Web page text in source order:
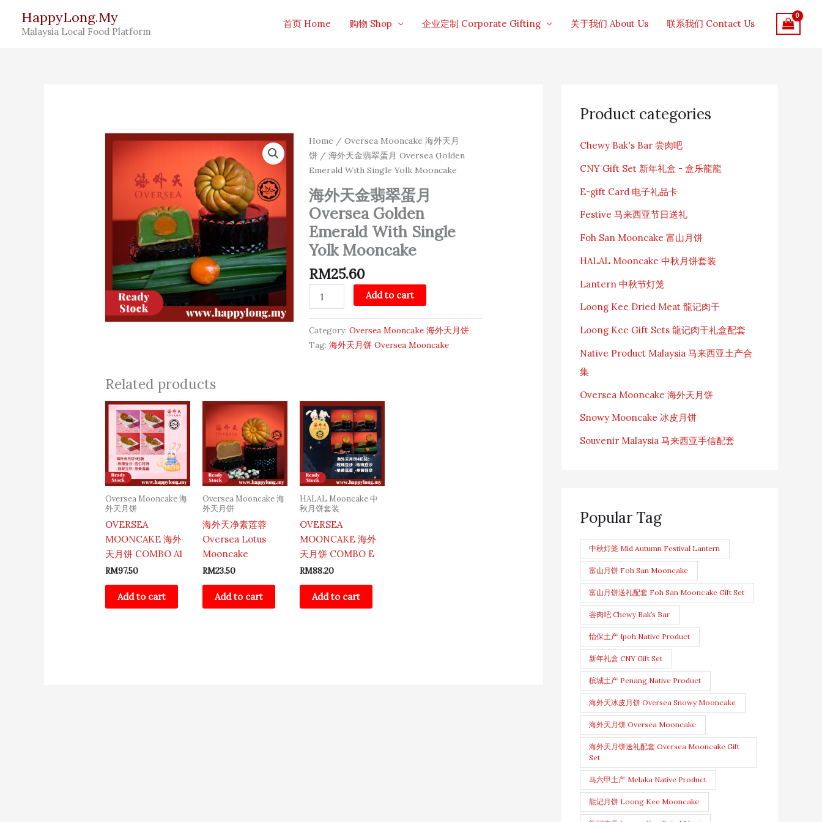
content
HappyLong.My
Malaysia Local Food Platform
首页 Home 购物 Shop 企业定制 Corporate Gifting 关于我们 About Us 联系我们 Contact Us
Home / Oversea Mooncake 海外天月
饼/ 海外天金翡翠蛋月 Oversea Golden
Emerald With Single Yolk Mooncake
海外天金翡翠蛋月
Oversea Golden
Emerald With Single
Yolk Mooncake
RM25.60
海
外
天
金
翡
翠
蛋
月
Oversea
Golden
With
Single
Yolk
Mooncake
quantity
Add to cart
Category: Oversea Mooncake 海外天月饼
Tag: 海外天月饼 Oversea Mooncake
Related products
Oversea Mooncake 海
外天月饼
OVERSEA
MOONCAKE 海外
天月饼 COMBO A1
RM97.50
Add to cart
Oversea Mooncake 海
外天月饼
海外天净素莲蓉
Oversea Lotus
Mooncake
RM23.50
Add to cart
HALAL Mooncake 中
秋月饼套装
OVERSEA
MOONCAKE 海外
天月饼 COMBO E
RM88.20
Add to cart
Product categories
Chewy Bak's Bar 尝肉吧
CNY Gift Set 新年礼盒 - 盒乐龍龍
E-gift Card 电子礼品卡
Festive 马来西亚节日送礼
Foh San Mooncake 富山月饼
HALAL Mooncake 中秋月饼套装
Lantern 中秋节灯笼
Loong Kee Dried Meat 龍记肉干
Loong Kee Gift Sets 龍记肉干礼盒配套
Native Product Malaysia 马来西亚土产合
集
Oversea Mooncake 海外天月饼
Snowy Mooncake 冰皮月饼
Souvenir Malaysia 马来西亚手信配套
Popular Tag
中秋灯笼 Mid Autumn Festival Lantern
富山月饼 Foh San Mooncake
富山月饼送礼配套 Foh San Mooncake Gift Set
尝肉吧 Chewy Bak’s Bar
怡保土产 Ipoh Native Product
新年礼盒 CNY Gift Set
槟城土产 Penang Native Product
海外天冰皮月饼 Oversea Snowy Mooncake
海外天月饼 Oversea Mooncake
海外天月饼送礼配套 Oversea Mooncake Gift
Set
马六甲土产 Melaka Native Product
龍记月饼 Loong Kee Mooncake
a
h
f
o
r